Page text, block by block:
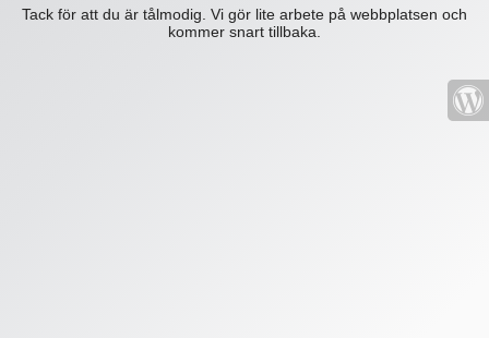
Tack för att du är tålmodig. Vi gör lite arbete på webbplatsen och
kommer snart tillbaka.